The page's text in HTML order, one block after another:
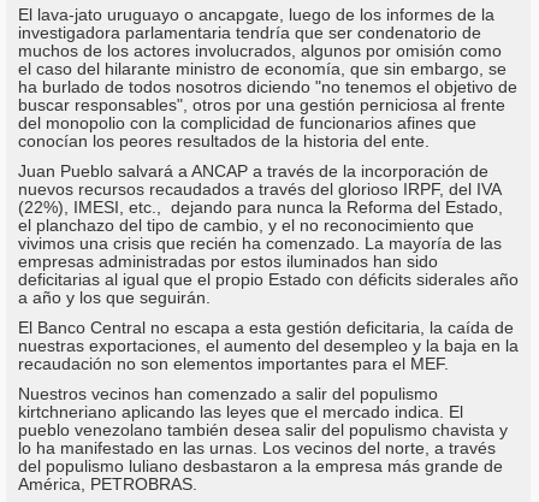
El lava-jato uruguayo o ancapgate, luego de los informes de la
investigadora parlamentaria tendría que ser condenatorio de
muchos de los actores involucrados, algunos por omisión como
el caso del hilarante ministro de economía, que sin embargo, se
ha burlado de todos nosotros diciendo "no tenemos el objetivo de
buscar responsables", otros por una gestión perniciosa al frente
del monopolio con la complicidad de funcionarios afines que
conocían los peores resultados de la historia del ente.
Juan Pueblo salvará a ANCAP a través de la incorporación de
nuevos recursos recaudados a través del glorioso IRPF, del IVA
(22%), IMESI, etc., dejando para nunca la Reforma del Estado,
el planchazo del tipo de cambio, y el no reconocimiento que
vivimos una crisis que recién ha comenzado. La mayoría de las
empresas administradas por estos iluminados han sido
deficitarias al igual que el propio Estado con déficits siderales año
a año y los que seguirán.
El Banco Central no escapa a esta gestión deficitaria, la caída de
nuestras exportaciones, el aumento del desempleo y la baja en la
recaudación no son elementos importantes para el MEF.
Nuestros vecinos han comenzado a salir del populismo
kirtchneriano aplicando las leyes que el mercado indica. El
pueblo venezolano también desea salir del populismo chavista y
lo ha manifestado en las urnas. Los vecinos del norte, a través
del populismo luliano desbastaron a la empresa más grande de
América, PETROBRAS.